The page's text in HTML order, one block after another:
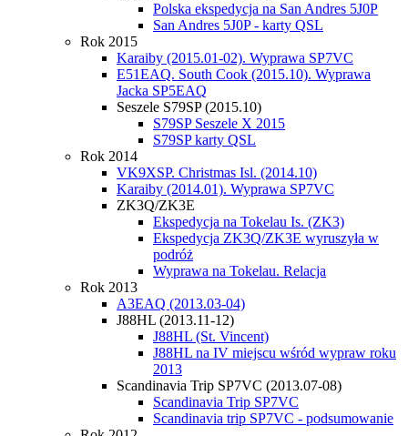
Polska ekspedycja na San Andres 5J0P
San Andres 5J0P - karty QSL
Rok 2015
Karaiby (2015.01-02). Wyprawa SP7VC
E51EAQ. South Cook (2015.10). Wyprawa
Jacka SP5EAQ
Seszele S79SP (2015.10)
S79SP Seszele X 2015
S79SP karty QSL
Rok 2014
VK9XSP. Christmas Isl. (2014.10)
Karaiby (2014.01). Wyprawa SP7VC
ZK3Q/ZK3E
Ekspedycja na Tokelau Is. (ZK3)
Ekspedycja ZK3Q/ZK3E wyruszyła w
podróż
Wyprawa na Tokelau. Relacja
Rok 2013
A3EAQ (2013.03-04)
J88HL (2013.11-12)
J88HL (St. Vincent)
J88HL na IV miejscu wśród wypraw roku
2013
Scandinavia Trip SP7VC (2013.07-08)
Scandinavia Trip SP7VC
Scandinavia trip SP7VC - podsumowanie